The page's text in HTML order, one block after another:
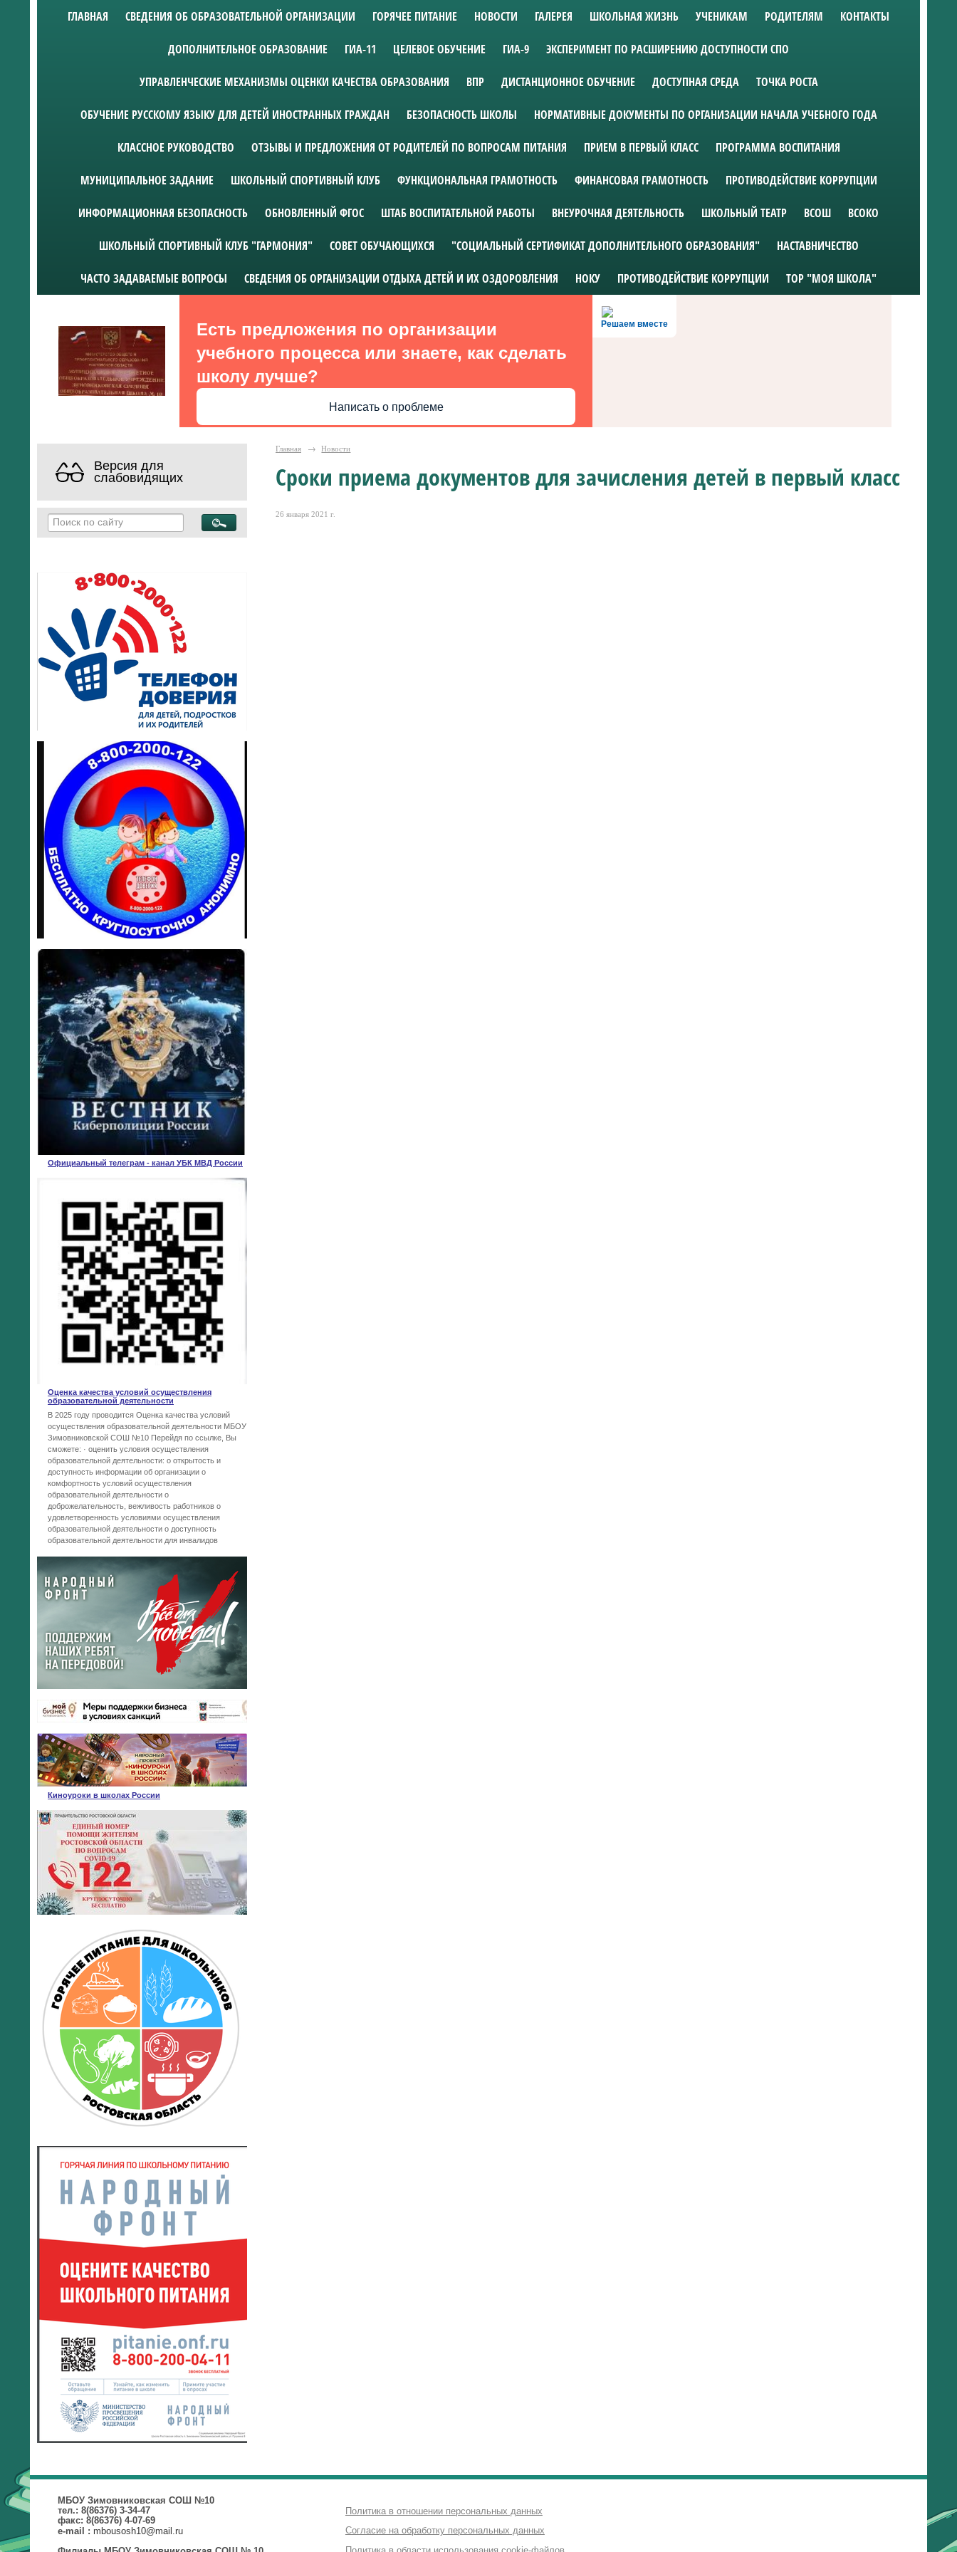
ГЛАВНАЯ СВЕДЕНИЯ ОБ ОБРАЗОВАТЕЛЬНОЙ ОРГАНИЗАЦИИ ГОРЯЧЕЕ ПИТАНИЕ НОВОСТИ ГАЛЕРЕЯ ШКОЛЬНАЯ ЖИЗНЬ УЧЕНИКАМ РОДИТЕЛЯМ КОНТАКТЫ
ДОПОЛНИТЕЛЬНОЕ ОБРАЗОВАНИЕ ГИА-11 ЦЕЛЕВОЕ ОБУЧЕНИЕ ГИА-9 ЭКСПЕРИМЕНТ ПО РАСШИРЕНИЮ ДОСТУПНОСТИ СПО
УПРАВЛЕНЧЕСКИЕ МЕХАНИЗМЫ ОЦЕНКИ КАЧЕСТВА ОБРАЗОВАНИЯ ВПР ДИСТАНЦИОННОЕ ОБУЧЕНИЕ ДОСТУПНАЯ СРЕДА ТОЧКА РОСТА
ОБУЧЕНИЕ РУССКОМУ ЯЗЫКУ ДЛЯ ДЕТЕЙ ИНОСТРАННЫХ ГРАЖДАН БЕЗОПАСНОСТЬ ШКОЛЫ НОРМАТИВНЫЕ ДОКУМЕНТЫ ПО ОРГАНИЗАЦИИ НАЧАЛА УЧЕБНОГО ГОДА
КЛАССНОЕ РУКОВОДСТВО ОТЗЫВЫ И ПРЕДЛОЖЕНИЯ ОТ РОДИТЕЛЕЙ ПО ВОПРОСАМ ПИТАНИЯ ПРИЕМ В ПЕРВЫЙ КЛАСС ПРОГРАММА ВОСПИТАНИЯ
МУНИЦИПАЛЬНОЕ ЗАДАНИЕ ШКОЛЬНЫЙ СПОРТИВНЫЙ КЛУБ ФУНКЦИОНАЛЬНАЯ ГРАМОТНОСТЬ ФИНАНСОВАЯ ГРАМОТНОСТЬ ПРОТИВОДЕЙСТВИЕ КОРРУПЦИИ
ИНФОРМАЦИОННАЯ БЕЗОПАСНОСТЬ ОБНОВЛЕННЫЙ ФГОС ШТАБ ВОСПИТАТЕЛЬНОЙ РАБОТЫ ВНЕУРОЧНАЯ ДЕЯТЕЛЬНОСТЬ ШКОЛЬНЫЙ ТЕАТР ВСОШ ВСОКО
ШКОЛЬНЫЙ СПОРТИВНЫЙ КЛУБ "ГАРМОНИЯ" СОВЕТ ОБУЧАЮЩИХСЯ "СОЦИАЛЬНЫЙ СЕРТИФИКАТ ДОПОЛНИТЕЛЬНОГО ОБРАЗОВАНИЯ" НАСТАВНИЧЕСТВО
ЧАСТО ЗАДАВАЕМЫЕ ВОПРОСЫ СВЕДЕНИЯ ОБ ОРГАНИЗАЦИИ ОТДЫХА ДЕТЕЙ И ИХ ОЗДОРОВЛЕНИЯ НОКУ ПРОТИВОДЕЙСТВИЕ КОРРУПЦИИ ТОР "МОЯ ШКОЛА"
Решаем вместе
Есть предложения по организации
учебного процесса или знаете, как сделать
школу лучше?
Написать о проблеме
Версия для
слабовидящих
Официальный телеграм - канал УБК МВД России
Оценка качества условий осуществления
образовательной деятельности
В 2025 году проводится Оценка качества условий
осуществления образовательной деятельности МБОУ
Зимовниковской СОШ №10 Перейдя по ссылке, Вы
сможете: · оценить условия осуществления
образовательной деятельности: o открытость и
доступность информации об организации o
комфортность условий осуществления
образовательной деятельности o
доброжелательность, вежливость работников o
удовлетворенность условиями осуществления
образовательной деятельности o доступность
образовательной деятельности для инвалидов
Киноуроки в школах России
Главная → Новости
Сроки приема документов для зачисления детей в первый класс
26 января 2021 г.
МБОУ Зимовниковская СОШ №10
тел.: 8(86376) 3-34-47
факс: 8(86376) 4-07-69
e-mail : mbousosh10@mail.ru
Политика в отношении персональных данных
Согласие на обработку персональных данных